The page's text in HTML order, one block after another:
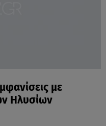
με
Ηλυσίων